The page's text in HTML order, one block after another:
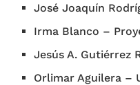
José Joaquín
Irma Blanco –
Jesús A. Gutiérrez
Orlimar Aguilera –